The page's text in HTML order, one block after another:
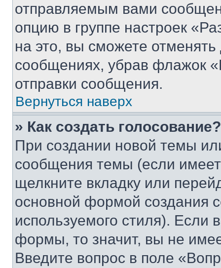
отправляемым вами
опцию в группе настроек
на это, вы сможете
сообщениях, убрав флажок
отправки сообщения.
Вернуться наверх
» Как создать голосование?
При создании новой темы
сообщения темы (если
щелкните вкладку или
основной формой создания
используемого стиля). Если
формы, то значит, вы не
Введите вопрос в поле